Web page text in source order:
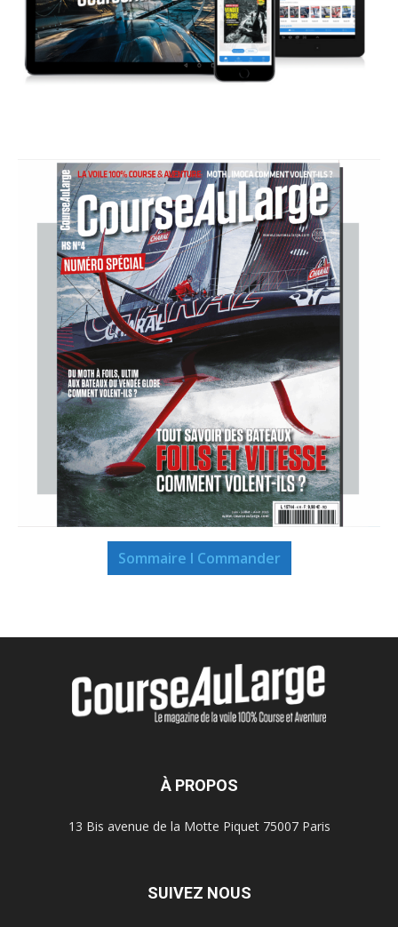
Sommaire I Commander
À PROPOS
13 Bis avenue de la Motte Piquet 75007 Paris
SUIVEZ NOUS